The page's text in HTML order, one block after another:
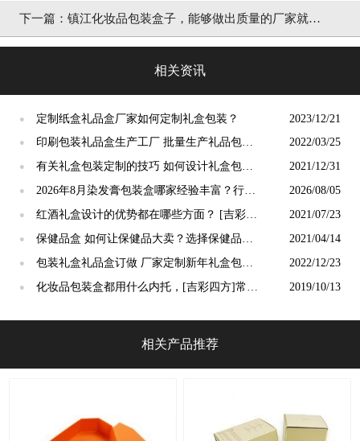
因素[吉彩四方]
下一篇： 镇江化妆品包装盒子，能够做出质量的厂家就是
相关资讯
● 定制纸盒礼品盒厂家如何定制礼盒包装？ 2023/12/21
●
印刷包装礼品盒生产工厂 批量生产礼品包装
盒的厂家[吉彩四方]
2022/03/25
●
有关礼盒包装定制的技巧 如何设计礼盒包装
定制[吉彩四方]
2021/12/31
●
2026年8月染发膏包装盒哪家经验丰富？行业
资深工厂深度测评
2026/08/05
●
红酒礼盒设计的优势都在哪些方面？ [吉彩四
方]
2021/07/23
●
保健品盒 如何让保健品大卖？选择保健品盒
定制厂家[吉彩四方]
2021/04/14
●
包装礼盒礼品盒订做 厂家定制新年礼盒包装
[吉彩四方]
2022/12/23
●
化妆品包装盒都用什么内托，[吉彩四方]常见
2019/10/13
相关产品推荐